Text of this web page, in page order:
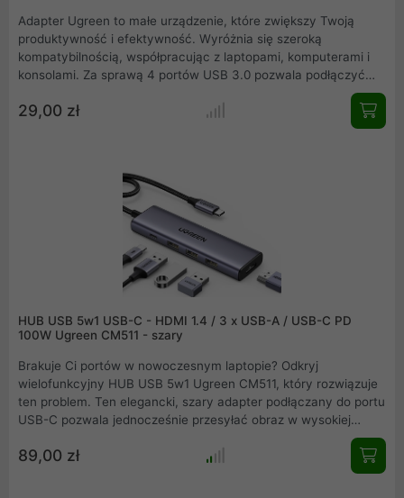
Adapter Ugreen to małe urządzenie, które zwiększy Twoją
produktywność i efektywność. Wyróżnia się szeroką
kompatybilnością, współpracując z laptopami, komputerami i
konsolami. Za sprawą 4 portów USB 3.0 pozwala podłączyć
poboczne urządzenia, takie jak klawiatury, myszki, zewnętrzne
dyski i nie tylko. Kompaktowa konstrukcja i system Plug & Play
to cechy, które sprawiają, że korzystanie z urządzenia staje się
29,00 zł
HUB USB 5w1 USB-C - HDMI 1.4 / 3 x USB-A / USB-C PD
100W Ugreen CM511 - szary
Brakuje Ci portów w nowoczesnym laptopie? Odkryj
wielofunkcyjny HUB USB 5w1 Ugreen CM511, który rozwiązuje
ten problem. Ten elegancki, szary adapter podłączany do portu
USB-C pozwala jednocześnie przesyłać obraz w wysokiej
rozdzielczości przez złącze HDMI, podłączyć trzy akcesoria
USB-A, a także błyskawicznie ładować urządzenie z mocą do
89,00 zł